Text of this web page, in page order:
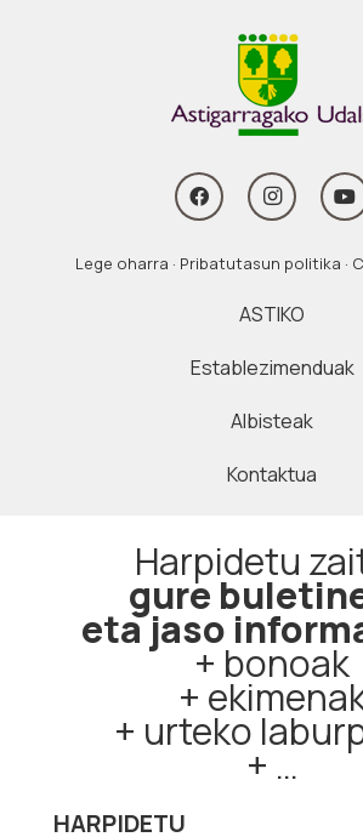
Lege oharra · Pribatutasun politika ·
ASTIKO
Establezimenduak
Albisteak
Kontaktua
Harpidetu
gure
eta jaso
+ bonoak
+
+ urteko
+ …
HARPIDETU